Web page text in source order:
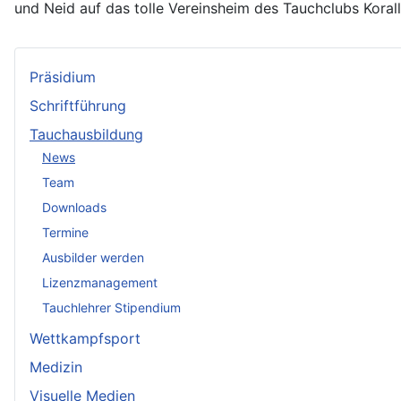
Präsidium
Schriftführung
Tauchausbildung
News
Team
Downloads
Termine
Ausbilder werden
Lizenzmanagement
Tauchlehrer Stipendium
Wettkampfsport
Medizin
Visuelle Medien
und Neid auf das tolle Vereinsheim des Tauchclubs